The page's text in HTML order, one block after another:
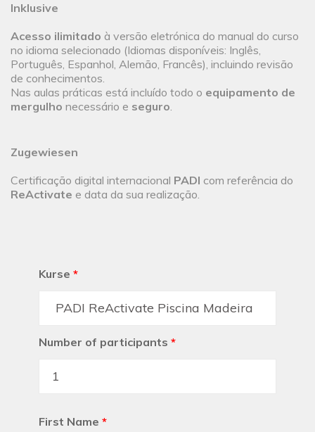
Inklusive
Acesso ilimitado à versão eletrónica do manual do curso
no idioma selecionado (Idiomas disponíveis: Inglês,
Português, Espanhol, Alemão, Francês), incluindo revisão
de conhecimentos.
Nas aulas práticas está incluído todo o equipamento de
mergulho necessário e seguro.
Zugewiesen
Certificação digital internacional PADI com referência do
ReActivate e data da sua realização.
Kurse *
Number of participants *
First Name *